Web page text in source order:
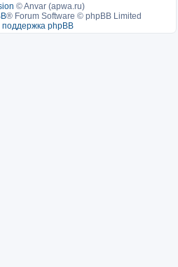
©Anvar (apwa.ru)
® Forum Software © phpBB Limited
поддержка phpBB